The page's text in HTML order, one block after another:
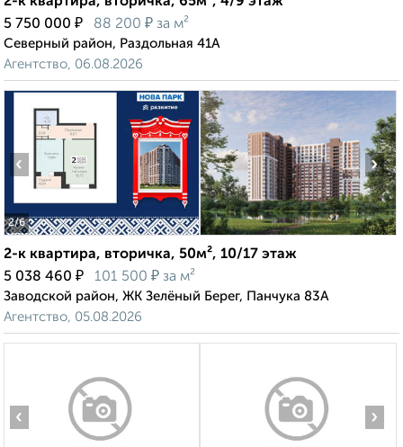
5 750 000 ₽ 88 200 ₽ за м²
Северный район, Раздольная 41А
Агентство, 06.08.2026
2/6
‹ ›
2-к квартира, вторичка, 50м², 10/17 этаж
5 038 460 ₽ 101 500 ₽ за м²
Заводской район, ЖК Зелёный Берег, Панчука 83А
Агентство, 05.08.2026
‹ ›